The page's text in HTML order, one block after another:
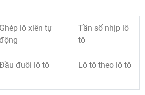
Ghép lô xiên tự
Tần số nhịp lô
tô
đuôi lô tô Lô tô theo lô tô